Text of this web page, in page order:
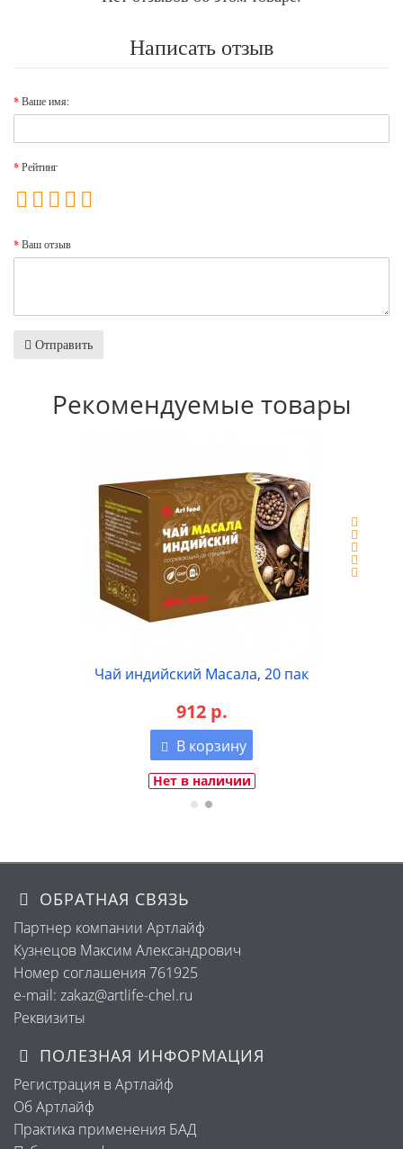
Написать отзыв
Ваше имя:
Рейтинг
Ваш отзыв
Отправить
Рекомендуемые товары
Чай индийский Масала, 20 пак
912 р.
В корзину
Нет в наличии
ОБРАТНАЯ СВЯЗЬ
Партнер компании Артлайф
Кузнецов Максим Александрович
Номер соглашения 761925
e-mail: zakaz@artlife-chel.ru
Реквизиты
ПОЛЕЗНАЯ ИНФОРМАЦИЯ
Регистрация в Артлайф
Об Артлайф
Практика применения БАД